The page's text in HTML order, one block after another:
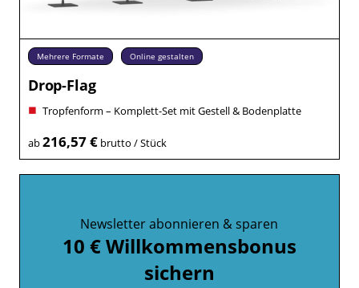
Mehrere Formate Online gestalten
Drop-Flag
Tropfenform – Komplett-Set mit Gestell & Bodenplatte
ab216,57 €brutto / Stück
Newsletter abonnieren & sparen
10 € Willkommensbonus
sichern